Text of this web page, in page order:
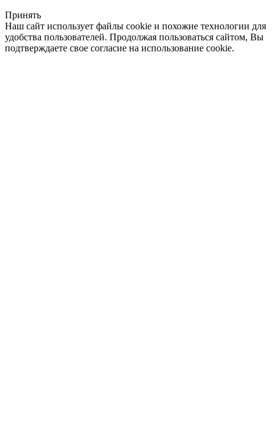
Принять
Наш сайт использует файлы cookie и похожие технологии для
удобства пользователей. Продолжая пользоваться сайтом, Вы
подтверждаете свое согласие на использование cookie.